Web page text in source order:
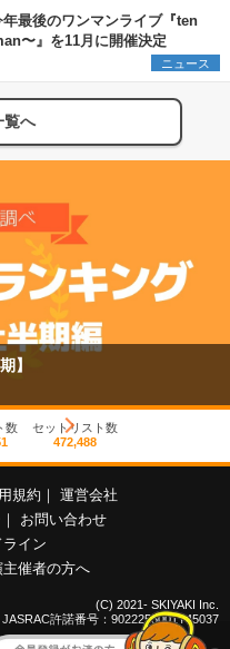
最後のワンマンライブ『ten
〜』を11月に開催決定
ニュース
覧へ
数
セットリスト数
472,488
規約
運営会社
お問い合わせ
イン
催者の方へ
(C) 2021- SKIYAKI Inc.
JASRAC許諾番号：9022255001Y45037